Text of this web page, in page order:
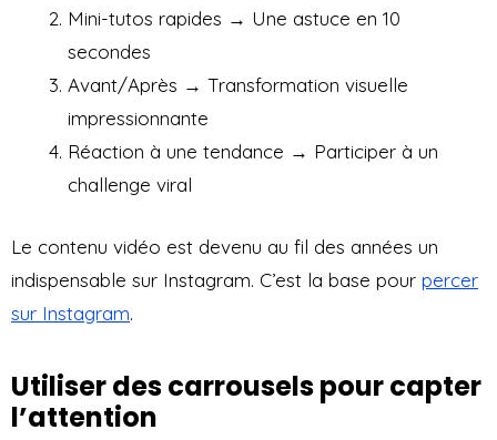
Mini-tutos rapides → Une astuce en 10
secondes
Avant/Après → Transformation visuelle
impressionnante
Réaction à une tendance → Participer à un
challenge viral
Le contenu vidéo est devenu au fil des années un
indispensable sur Instagram. C’est la base pour percer
sur Instagram.
Utiliser des carrousels pour capter
l’attention